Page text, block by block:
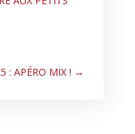
: APÉRO MIX ! →